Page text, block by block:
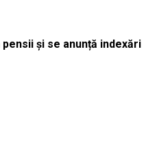
și se anunță indexări